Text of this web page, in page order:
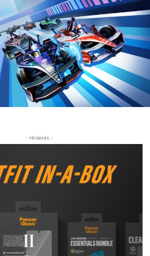
- Hirdetés -